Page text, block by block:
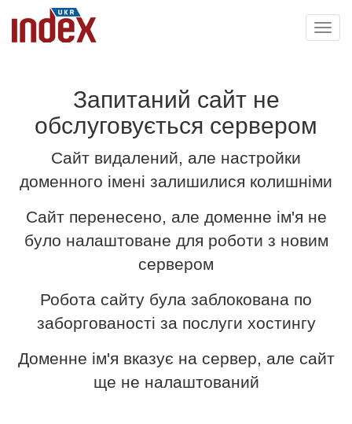
Запитаний сайт не
обслуговується сервером
Сайт видалений, але настройки
доменного імені залишилися колишніми
Сайт перенесено, але доменне ім'я не
було налаштоване для роботи з новим
сервером
Робота сайту була заблокована по
заборгованості за послуги хостингу
Доменне ім'я вказує на сервер, але сайт
ще не налаштований